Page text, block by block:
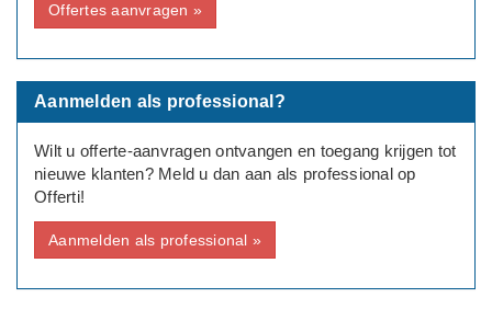
Offertes aanvragen »
Aanmelden als professional?
Wilt u offerte-aanvragen ontvangen en toegang krijgen tot
nieuwe klanten? Meld u dan aan als professional op
Offerti!
Aanmelden als professional »